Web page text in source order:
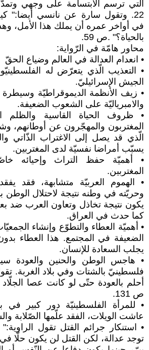
التي ترسم الابتسامة على وجهي
22. وتقول سارة عن نانسي أيضا:"
في أواخر عمره أن يملك هذا الأمل،
بالحياة؟" .ص 59.
محاور هامّة في الرّواية:
• انعدام العدالة في العالم وضياع الحقّ
• التعذيب الّذي يتعرّض له
الجيش الإسرائيليّ.
• زيف الأنظمة الديموقراطيّة وسيطرة
والامبرياليّة على الشعوب الضعيفة.
• ظروف الحياة القاسية والظلم
المغتربون والمهجّرون عن أوطانهم،
الّذي قد يصل إلى الاغتراب الذّاتي
يسبّب أمراضا نفسيّة لدى المغتربين.
• أهميّة حفظ التراث وإحيائه
المغتربين.
• الهموم العربيّة متشابهة، فقد
وحريّته في وطنه نتيجة لاحتلال الوطن
يكون نتيجة تخاذل وتعاون العرب ضد
كما حدث في العراق.
• أهميّة العطاء والتطوّع وإنشاء
الضعيفة في المجتمع. هذا العطاء
يجلب السعادة للإنسان.
• هاجس الوطن والحنين والعودة
فلسطينيّ بالشتات وفي بلاد الغربة.
أحلم بالعودة حتّى لو كانت عصا
ص 131.
• للمرأة الفلسطينيّة دور كبير في
عاشت الويلات، الفقد علّمها الصّلابة
• استنكار جرائم القتل تقول
توجد عدالة، لكن القتل لن يكون حلّا